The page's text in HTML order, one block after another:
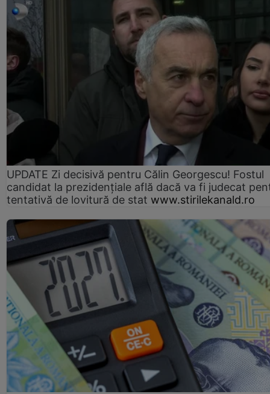
UPDATE Zi decisivă pentru Călin Georgescu! Fostul
candidat la prezidențiale află dacă va fi judecat
tentativă de lovitură de stat www.stirilekanald.ro